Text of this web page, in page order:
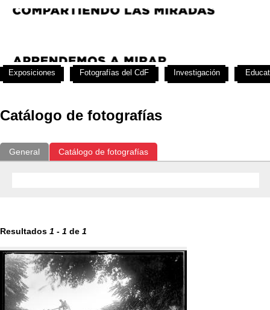
Catálogo de fotografías
General Catálogo de fotografías
Resultados 1 - 1 de 1
Exposiciones Fotografías del CdF Investigación